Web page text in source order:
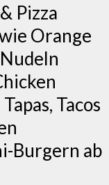
Pizza
Orange
Tacos
Burgern ab